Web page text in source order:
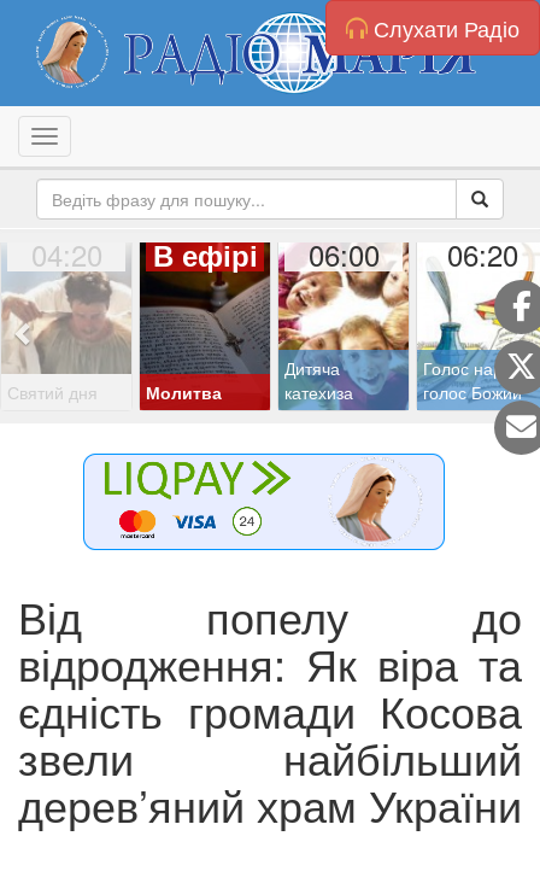
Слухати Радіо
Toggle navigation
04:20
Святий дня
В ефірі
Молитва
06:00
Дитяча
катехиза
06:20
Голос народу,
голос Божий
Від попелу до
відродження: Як віра та
єдність громади Косова
звели найбільший
дерев’яний храм України